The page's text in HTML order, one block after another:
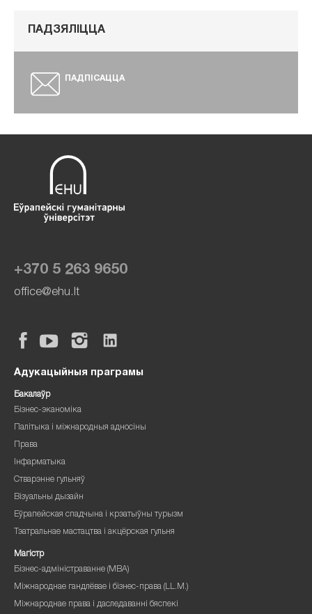
ПАДЗЯЛІЦЦА
ПАДПІСАЦЦА
+370 5 263 9650
office@ehu.lt
Адукацыйныя праграмы
Бакалаўр
Бізнес-эканоміка
Палітыка і міжнародныя адносіны
Права
Інфарматыка
Стварэнне гульняў
Візуальны дызайн
Еўрапейская спадчына і крэатыўны турызм
Тэатральнае мастацтва і акцёрская гульня
Магістр
Бізнес-адміністраванне (MBA)
Міжнароднае гандлёвае і бізнес-права (LL.M.)
Міжнароднае права і даследаванні бяспекі